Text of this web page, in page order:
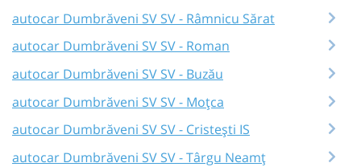
autocar Dumbrăveni SV SV - Râmnicu Sărat
autocar Dumbrăveni SV SV - Roman
autocar Dumbrăveni SV SV - Buzău
autocar Dumbrăveni SV SV - Moțca
autocar Dumbrăveni SV SV - Cristești IS
autocar Dumbrăveni SV SV - Târgu Neamț